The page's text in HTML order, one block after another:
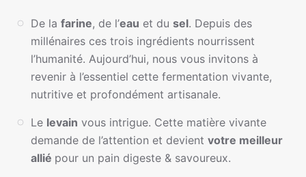
De la farine, de l’eau et du sel. Depuis des
millénaires ces trois ingrédients nourrissent
l’humanité. Aujourd’hui, nous vous invitons à
revenir à l’essentiel cette fermentation vivante,
nutritive et profondément artisanale.
Le levain vous intrigue. Cette matière vivante
demande de l’attention et devient votre meilleur
allié pour un pain digeste & savoureux.